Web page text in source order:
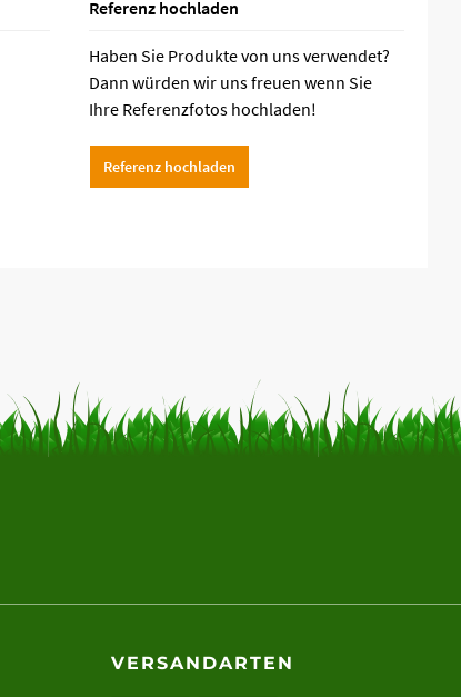
Referenz hochladen
Haben Sie Produkte von uns verwendet?
Dann würden wir uns freuen wenn Sie
Ihre Referenzfotos hochladen!
Referenz hochladen
VERSANDARTEN